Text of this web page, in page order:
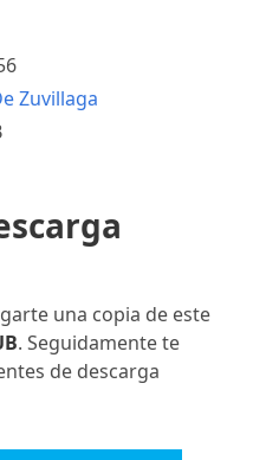
Zuvillaga
una copia de este
. Seguidamente te
de descarga